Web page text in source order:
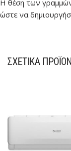
Η θέση των γραμμών
ώστε να
ΣΧΕΤΙΚΆ